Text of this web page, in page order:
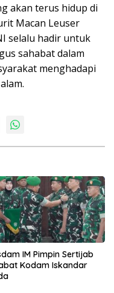
akan terus hidup di
Macan Leuser
selalu hadir untuk
sahabat dalam
menghadapi
IM Pimpin Sertijab
Kodam Iskandar